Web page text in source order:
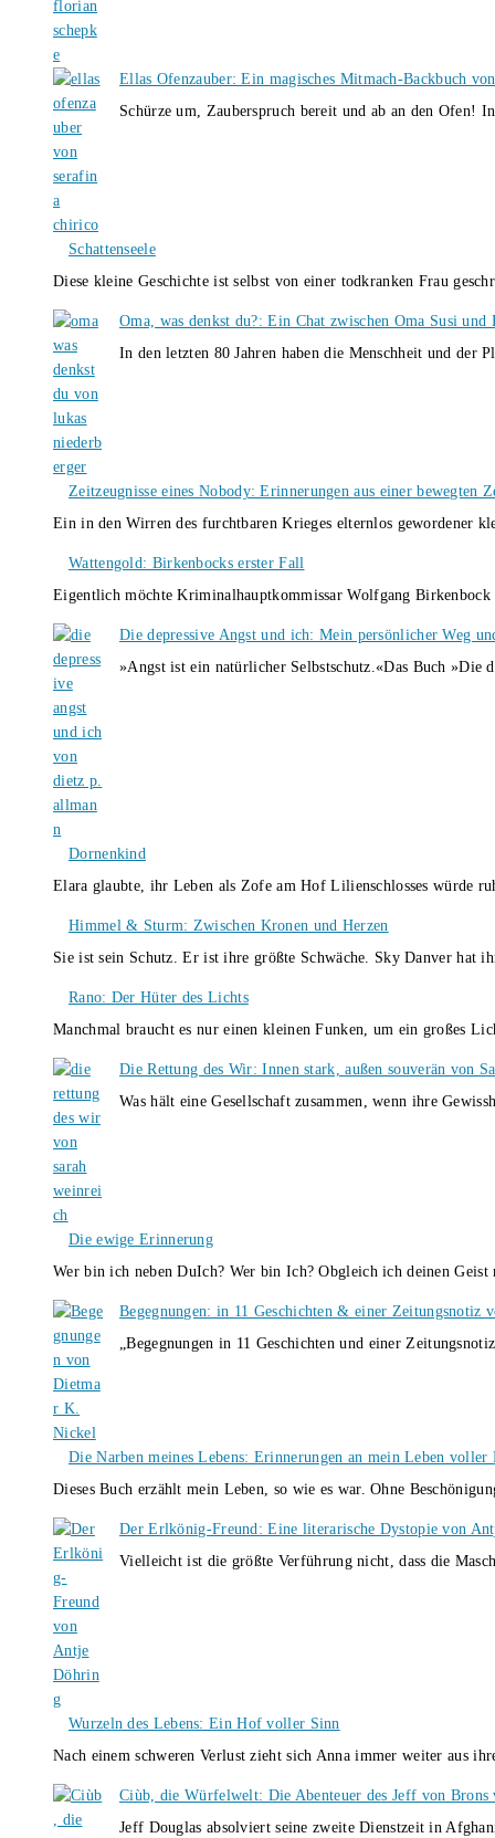
Ellas Ofenzauber: Ein magisches Mitmach-Backbuch
Schürze um, Zauberspruch bereit und ab an den Ofen!
Schattenseele
Diese kleine Geschichte ist selbst von einer todkranken Frau
Oma, was denkst du?: Ein Chat zwischen Oma Susi
In den letzten 80 Jahren haben die Menschheit und
Zeitzeugnisse eines Nobody: Erinnerungen aus einer bewegten
Ein in den Wirren des furchtbaren Krieges elternlos gewordener
Wattengold: Birkenbocks erster Fall
Eigentlich möchte Kriminalhauptkommissar Wolfgang
Die depressive Angst und ich: Mein persönlicher Weg
»Angst ist ein natürlicher Selbstschutz.«Das Buch
Dornenkind
Elara glaubte, ihr Leben als Zofe am Hof Lilienschlosses würde
Himmel & Sturm: Zwischen Kronen und Herzen
Sie ist sein Schutz. Er ist ihre größte Schwäche. Sky Danver
Rano: Der Hüter des Lichts
Manchmal braucht es nur einen kleinen Funken, um ein großes
Die Rettung des Wir: Innen stark, außen souverän von
Was hält eine Gesellschaft zusammen, wenn ihre
Die ewige Erinnerung
Wer bin ich neben DuIch? Wer bin Ich? Obgleich ich deinen
Begegnungen: in 11 Geschichten & einer Zeitungsnotiz
„Begegnungen in 11 Geschichten und einer
Die Narben meines Lebens: Erinnerungen an mein Leben
Dieses Buch erzählt mein Leben, so wie es war. Ohne
Der Erlkönig-Freund: Eine literarische Dystopie von
Vielleicht ist die größte Verführung nicht, dass die
Wurzeln des Lebens: Ein Hof voller Sinn
Nach einem schweren Verlust zieht sich Anna immer weiter aus
Ciùb, die Würfelwelt: Die Abenteuer des Jeff von Brons
Jeff Douglas absolviert seine zweite Dienstzeit in